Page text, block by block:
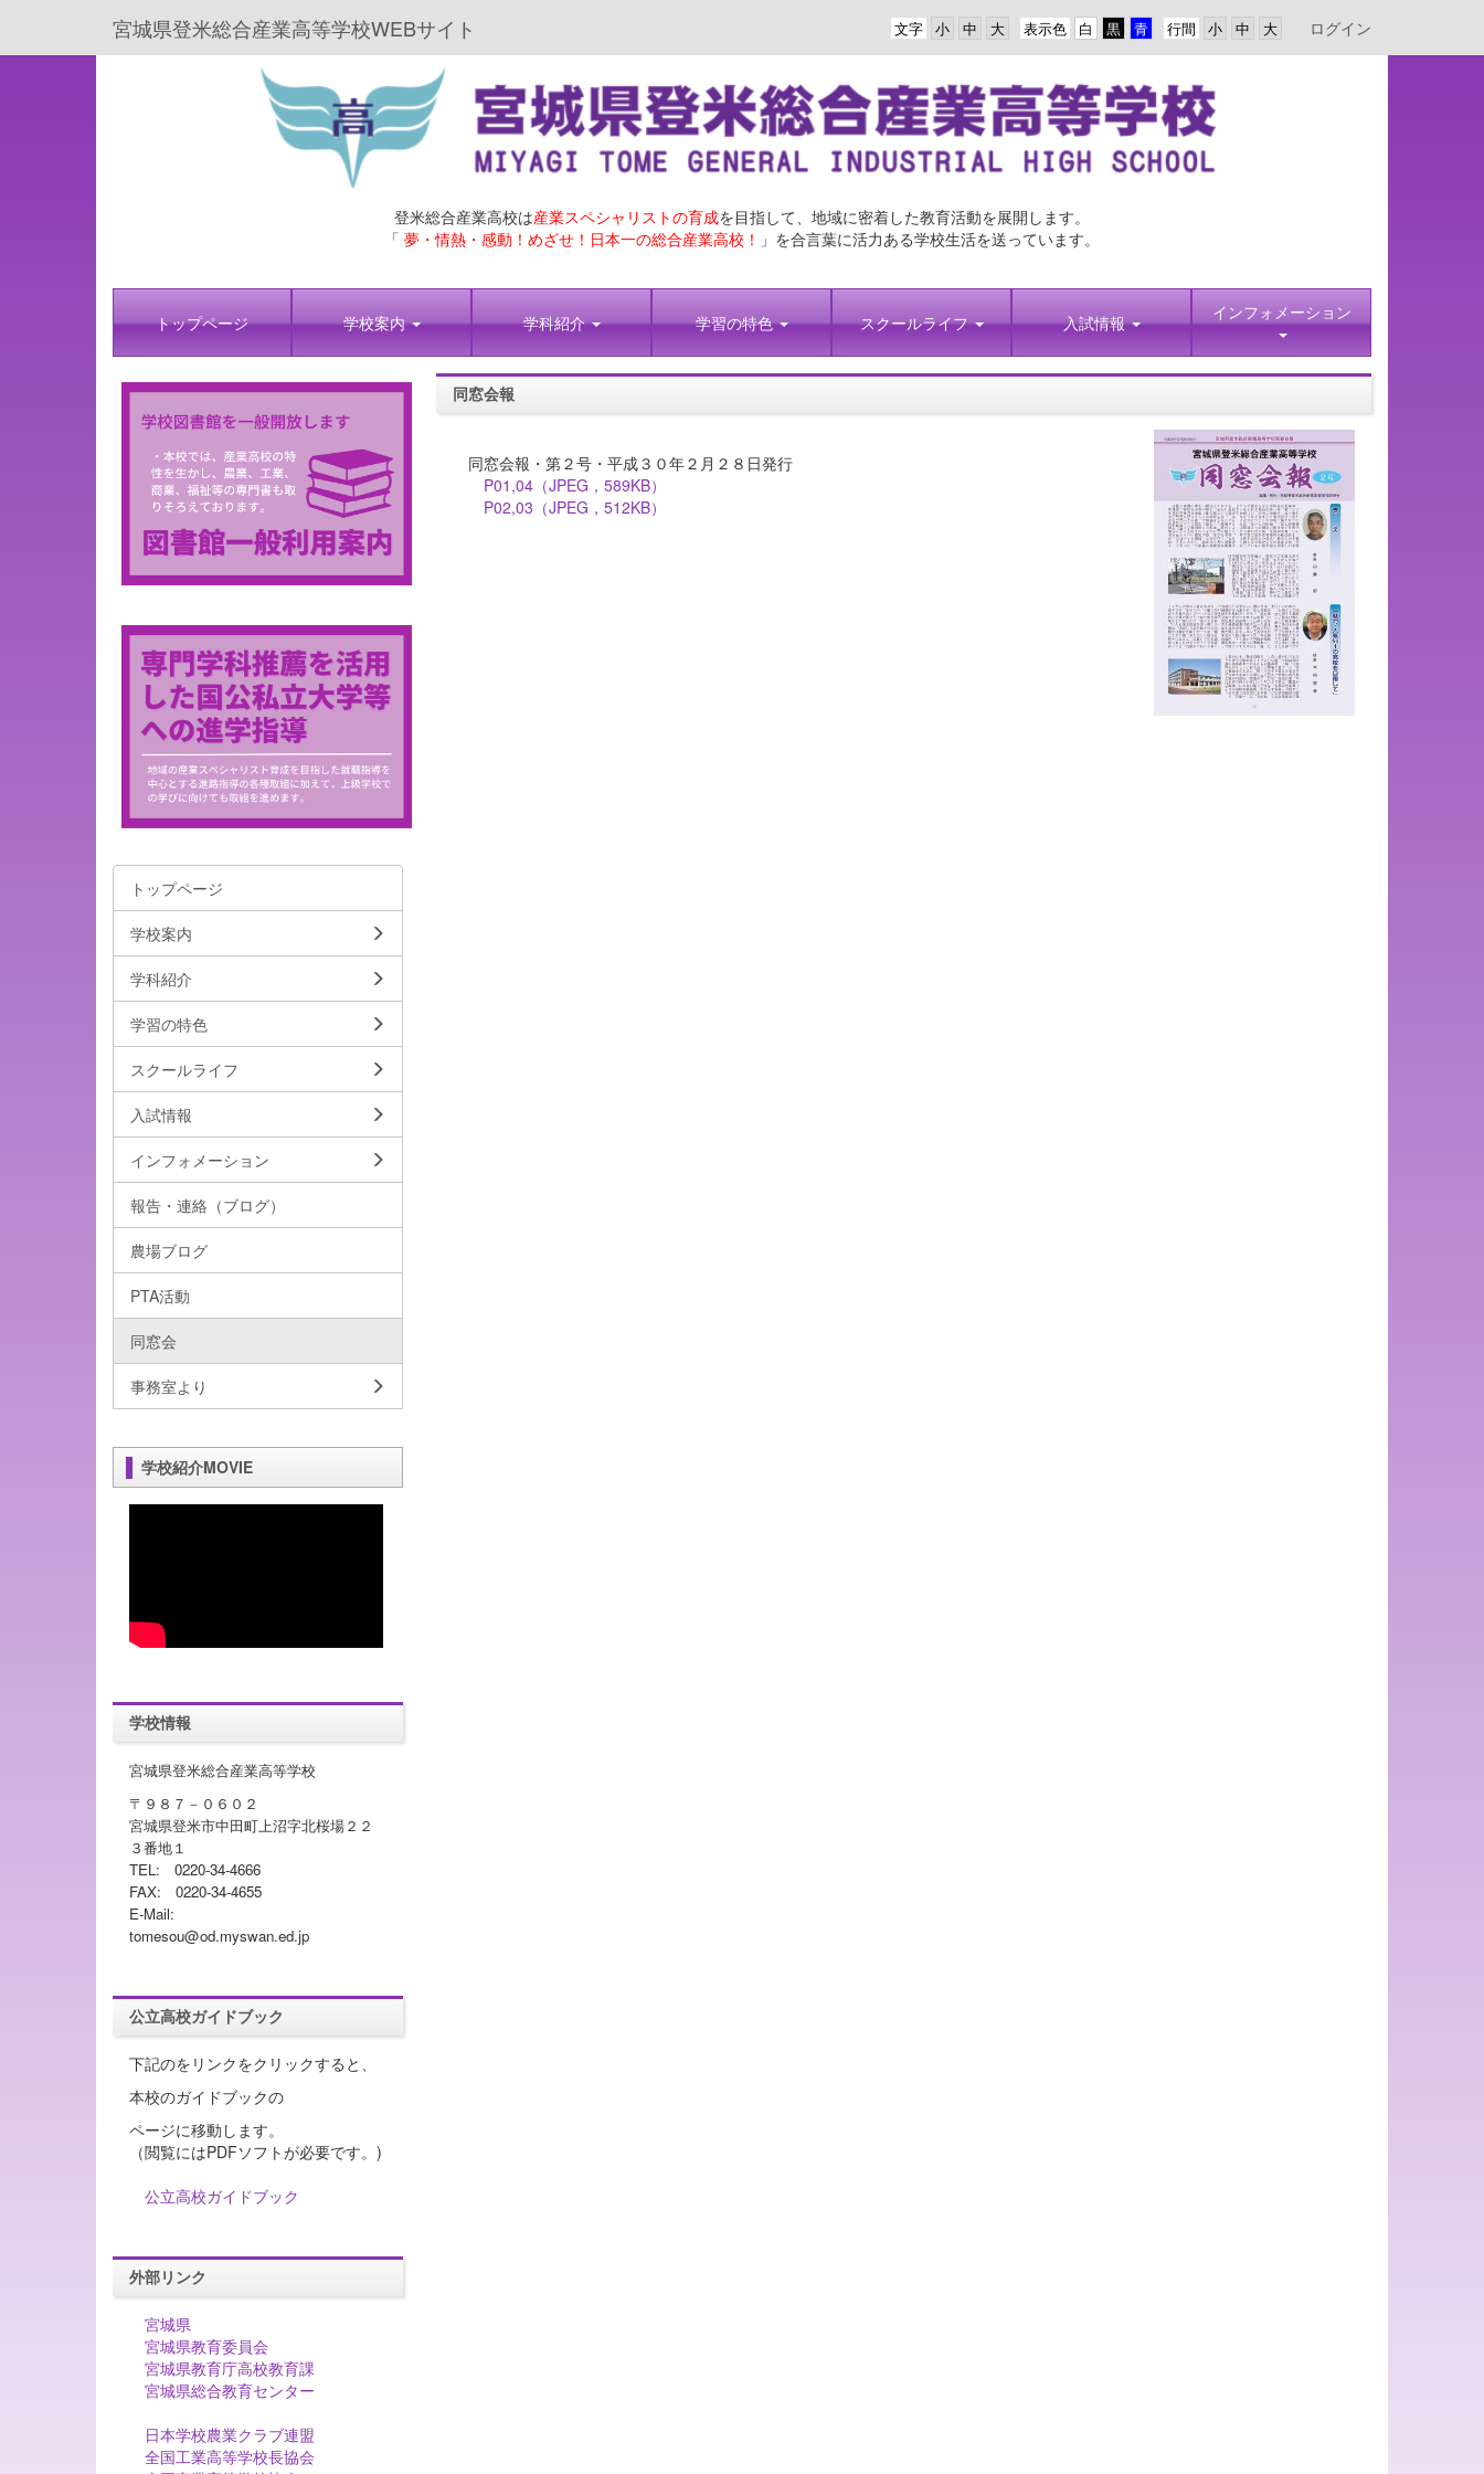
宮城県登米総合産業高等学校WEBサイト 行間
表示色
文字 ログイン
登米総合産業高校は産業スペシャリストの育成を目指して、地域に密着した教育活動を展開します。
「 夢・情熱・感動！めざせ！日本一の総合産業高校！ 」を合言葉に活力ある学校生活を送っています。
トップページ 学校案内 学科紹介 学習の特色 スクールライフ 入試情報 インフォメーション
同窓会報
同窓会報・第２号・平成３０年２月２８日発行
P01,04（JPEG，589KB）
P02,03（JPEG，512KB）
トップページ
学校案内
学科紹介
学習の特色
スクールライフ
入試情報
インフォメーション
報告・連絡（ブログ）
農場ブログ
PTA活動
同窓会
事務室より
学校紹介MOVIE
学校情報
宮城県登米総合産業高等学校
〒９８７－０６０２
宮城県登米市中田町上沼字北桜場２２
３番地１
TEL: 0220-34-4666
FAX: 0220-34-4655
E-Mail:
tomesou@od.myswan.ed.jp
公立高校ガイドブック
下記のをリンクをクリックすると、
本校のガイドブックの
ページに移動します。
（閲覧にはPDFソフトが必要です。)
公立高校ガイドブック
外部リンク
宮城県
宮城県教育委員会
宮城県教育庁高校教育課
宮城県総合教育センター
日本学校農業クラブ連盟
全国工業高等学校長協会